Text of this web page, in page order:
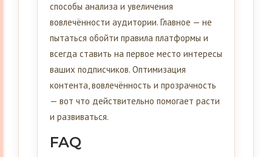
способы анализа и увеличения
вовлечённости аудитории. Главное — не
пытаться обойти правила платформы и
всегда ставить на первое место интересы
ваших подписчиков. Оптимизация
контента, вовлечённость и прозрачность
— вот что действительно помогает расти
и развиваться.
FAQ